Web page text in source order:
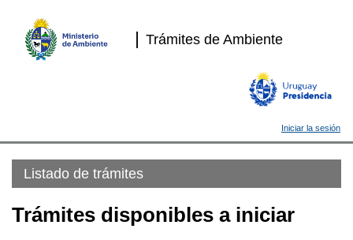
Trámites de Ambiente
Iniciar la sesión
Listado de trámites
Trámites disponibles a iniciar